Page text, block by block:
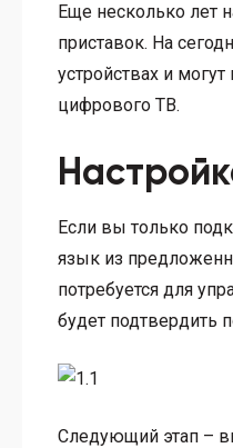
Еще несколько лет
приставок. На
устройствах и
цифрового ТВ.
Если вы только
язык из
потребуется для
будет подтвердить
Следующий этап –